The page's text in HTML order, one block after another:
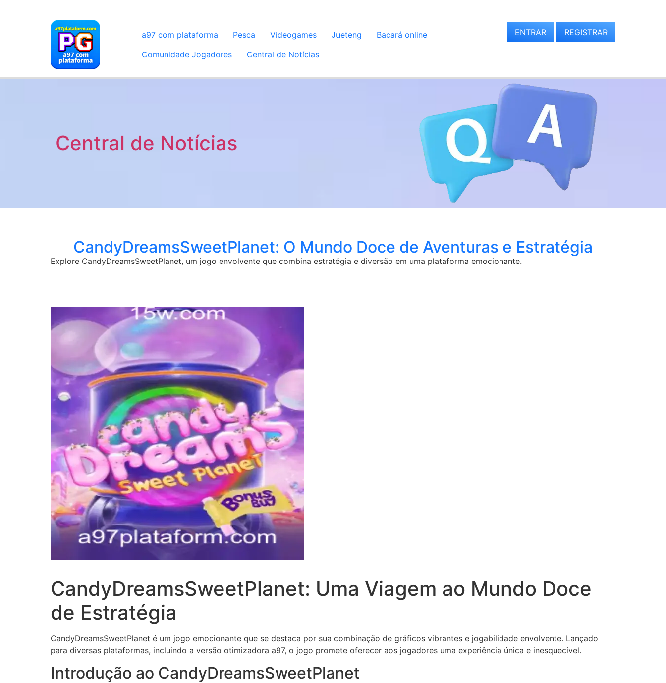
a97 com plataforma Pesca Videogames Jueteng
Bacará online
Comunidade Jogadores
Central de Notícias
ENTRAR REGISTRAR
Central de Notícias
CandyDreamsSweetPlanet: O Mundo Doce de Aventuras e Estratégia
Explore CandyDreamsSweetPlanet, um jogo envolvente que combina estratégia e diversão em uma plataforma emocionante.
CandyDreamsSweetPlanet: Uma Viagem ao Mundo Doce
de Estratégia
CandyDreamsSweetPlanet é um jogo emocionante que se destaca por sua combinação de gráficos vibrantes e jogabilidade envolvente. Lançado
para diversas plataformas, incluindo a versão otimizadora a97, o jogo promete oferecer aos jogadores uma experiência única e inesquecível.
Introdução ao CandyDreamsSweetPlanet